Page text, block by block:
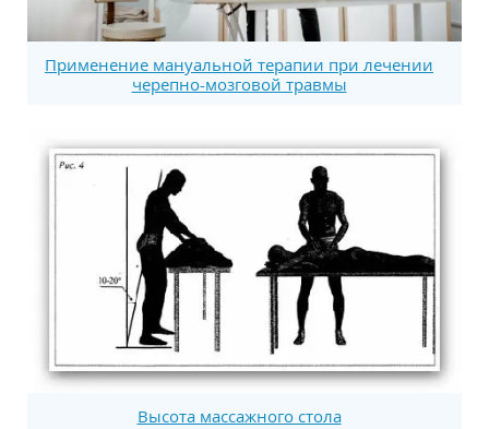
Применение мануальной терапии при лечении
черепно-мозговой травмы
Высота массажного стола